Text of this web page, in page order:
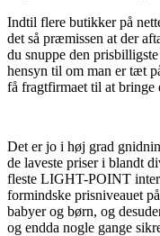
Indtil flere butikker på
det så præmissen at der
du snuppe den
hensyn til om man er tæt
få fragtfirmaet til at bringe
Det er jo i høj grad
de laveste priser i blandt
fleste LIGHT-POINT
formindske prisniveauet
babyer og børn, og
og endda nogle gange